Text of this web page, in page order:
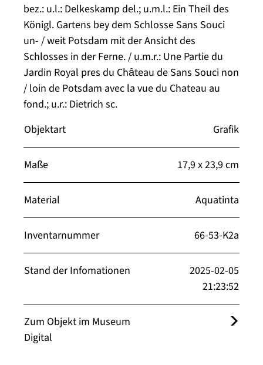
bez.: u.l.: Delkeskamp del.; u.m.l.: Ein Theil des
Königl. Gartens bey dem Schlosse Sans Souci
un- / weit Potsdam mit der Ansicht des
Schlosses in der Ferne. / u.m.r.: Une Partie du
Jardin Royal pres du Chȃteau de Sans Souci non
/ loin de Potsdam avec la vue du Chateau au
fond.; u.r.: Dietrich sc.
Objektart
Grafik
Maße 17,9 x 23,9 cm
Material Aquatinta
Inventarnummer 66-53-K2a
Stand der Infomationen
2025-02-05
21:23:52
Zum Objekt im Museum
Digital